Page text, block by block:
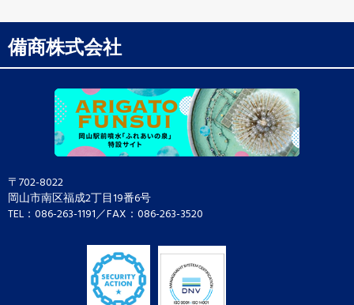
備商株式会社
〒702-8022
岡山市南区福成2丁目19番6号
TEL：086-263-1191／FAX：086-263-3520